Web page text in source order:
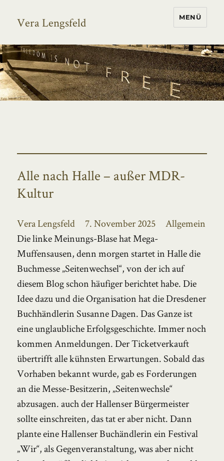
Vera Lengsfeld MENÜ
Alle nach Halle – außer MDR-
Kultur
Autor
Vera Lengsfeld
Veröffentlicht
am
7. November 2025 Kategorien
Allgemein
Die linke Meinungs-Blase hat Mega-
Muffensausen, denn morgen startet in Halle die
Buchmesse „Seitenwechsel“, von der ich auf
diesem Blog schon häufiger berichtet habe. Die
Idee dazu und die Organisation hat die Dresdener
Buchhändlerin Susanne Dagen. Das Ganze ist
eine unglaubliche Erfolgsgeschichte. Immer noch
kommen Anmeldungen. Der Ticketverkauft
übertrifft alle kühnsten Erwartungen. Sobald das
Vorhaben bekannt wurde, gab es Forderungen
an die Messe-Besitzerin, „Seitenwechsle“
abzusagen. auch der Hallenser Bürgermeister
sollte einschreiten, das tat er aber nicht. Dann
plante eine Hallenser Buchändlerin ein Festival
„Wir“, als Gegenveranstaltung, was aber nicht